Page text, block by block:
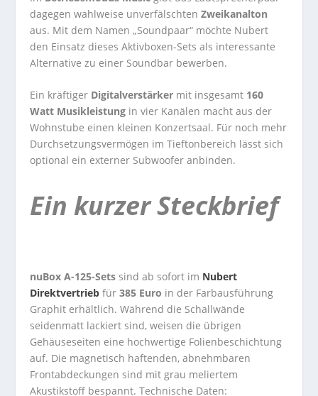
dagegen wahlweise unverfälschtenZweikanalton
aus. Mit dem Namen „Soundpaar“ möchte Nubert
den Einsatz dieses Aktivboxen-Sets als interessante
Alternative zu einer Soundbar bewerben.
Ein kräftiger Digitalverstärker mit insgesamt 160
Watt Musikleistung in vier Kanälen macht aus der
Wohnstube einen kleinen Konzertsaal. Für noch mehr
Durchsetzungsvermögen im Tieftonbereich lässt sich
optional ein externer Subwoofer anbinden.
Ein kurzer Steckbrief
nuBox A-125-Sets sind ab sofort im Nubert
Direktvertrieb für385 Euro in der Farbausführung
Graphit erhältlich. Während die Schallwände
seidenmatt lackiert sind, weisen die übrigen
Gehäuseseiten eine hochwertige Folienbeschichtung
auf. Die magnetisch haftenden, abnehmbaren
Frontabdeckungen sind mit grau meliertem
Akustikstoff bespannt. Technische Daten: